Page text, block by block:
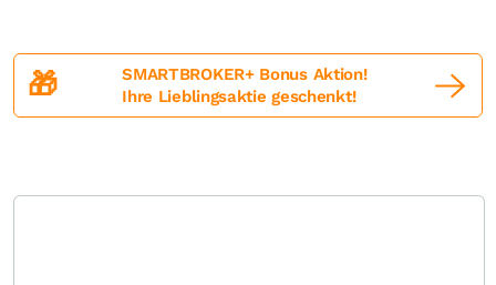
🎁
SMARTBROKER+ Bonus Aktion!
Ihre Lieblingsaktie geschenkt!